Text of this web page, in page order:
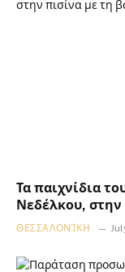
Τα παιχνίδια
Νεδέλκου, στην
ΘΕΣΣΑΛΟΝΊΚΗ